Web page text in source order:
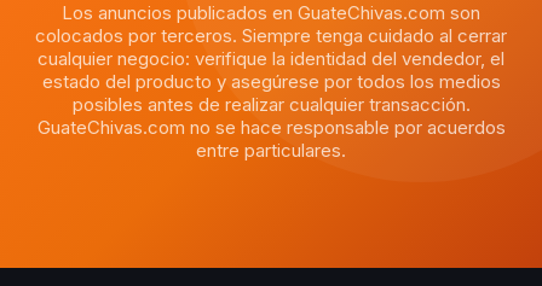
Los anuncios publicados en GuateChivas.com son
colocados por terceros. Siempre tenga cuidado al cerrar
cualquier negocio: verifique la identidad del vendedor, el
estado del producto y asegúrese por todos los medios
posibles antes de realizar cualquier transacción.
GuateChivas.com no se hace responsable por acuerdos
entre particulares.